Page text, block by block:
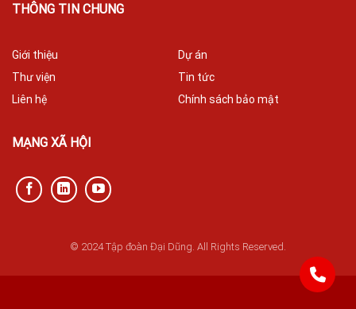
THÔNG TIN CHUNG
Giới thiệu
Dự án
Thư viện
Tin tức
Liên hệ
Chính sách bảo mật
MẠNG XÃ HỘI
© 2024 Tập đoàn Đại Dũng. All Rights Reserved.